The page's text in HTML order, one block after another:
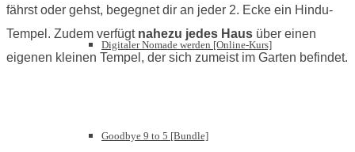
Digitaler Nomade werden [Online-Kurs]
Goodbye 9 to 5 [Bundle]
fährst oder gehst, begegnet dir an jeder 2. Ecke ein Hindu-
Tempel. Zudem verfügt nahezu jedes Haus über einen
eigenen kleinen Tempel, der sich zumeist im Garten befindet.